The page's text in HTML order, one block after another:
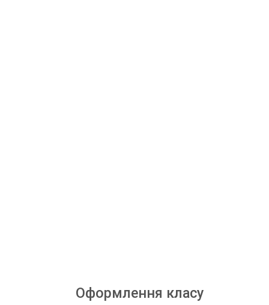
Оформлення класу